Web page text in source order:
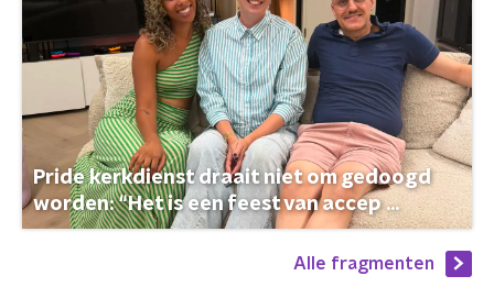
Pride kerkdienst draait niet om gedoogd
worden: “Het is een feest van accep ...
Alle fragmenten